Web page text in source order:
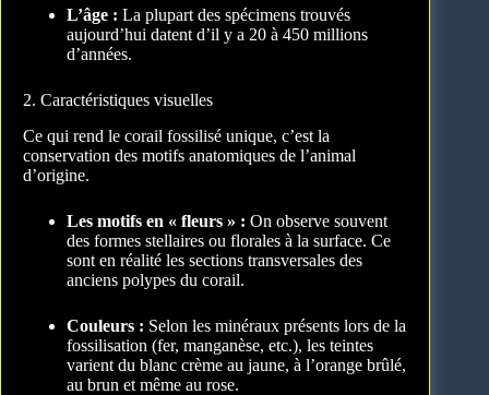
L’âge : La plupart des spécimens trouvés
aujourd’hui datent d’il y a 20 à 450 millions
d’années.
2. Caractéristiques visuelles
Ce qui rend le corail fossilisé unique, c’est la
conservation des motifs anatomiques de l’animal
d’origine.
Les motifs en « fleurs » : On observe souvent
des formes stellaires ou florales à la surface. Ce
sont en réalité les sections transversales des
anciens polypes du corail.
Couleurs : Selon les minéraux présents lors de la
fossilisation (fer, manganèse, etc.), les teintes
varient du blanc crème au jaune, à l’orange brûlé,
au brun et même au rose.